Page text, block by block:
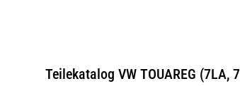
Teilekatalog VW TOUAREG